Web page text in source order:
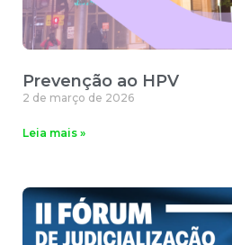
Prevenção ao HPV
2 de março de 2026
Leia mais »